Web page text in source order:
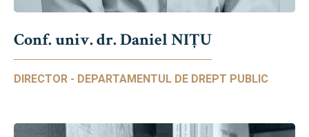
Conf. univ. dr. Daniel NIŢU
DIRECTOR - DEPARTAMENTUL DE DREPT PUBLIC